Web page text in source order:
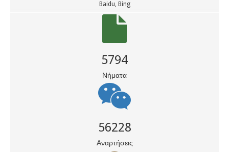
Baidu, Bing
5794
Νήματα
56228
Αναρτήσεις